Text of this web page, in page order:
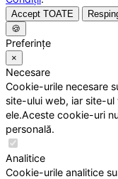
Accept TOATE
🍪
Preferințe
×
Necesare
Cookie-urile necesare
site-ului web, iar site-
ele.Aceste cookie-uri
personală.
Analitice
Cookie-urile analitice